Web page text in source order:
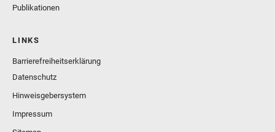
Publikationen
LINKS
Barrierefreiheitserklärung
Datenschutz
Hinweisgebersystem
Impressum